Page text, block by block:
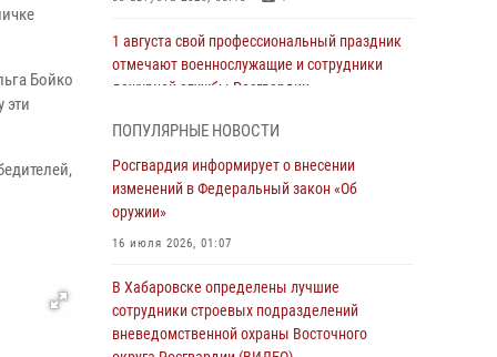
Бойко
эти
1 августа свой профессиональный праздник
отмечают военнослужащие и сотрудники
дежурной службы Росгвардии
День образования тыловых подразделений
Росгвардии
01 августа 2026, 00:00
краю состоялось информирование личного
состава по вопросам реализации
избирательного права
ПОПУЛЯРНЫЕ НОВОСТИ
Росгвардия информирует о внесении
изменений в Федеральный закон «Об
оружии»
16 июля 2026, 01:07
В Хабаровске определены лучшие
сотрудники строевых подразделений
вневедомственной охраны Восточного